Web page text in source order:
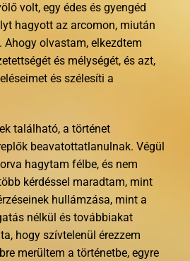
volt, egy édes és gyengéd
hagyott az arcomon, miután
Ahogy olvastam, elkezdtem
és mélységét, és azt,
és szélesíti a
található, a történet
beavatottatlanulnak. Végül
hagytam félbe, és nem
kérdéssel maradtam, mint
hullámzása, mint a
nélkül és továbbiakat
hogy szívtelenül érezzem
merültem a történetbe, egyre